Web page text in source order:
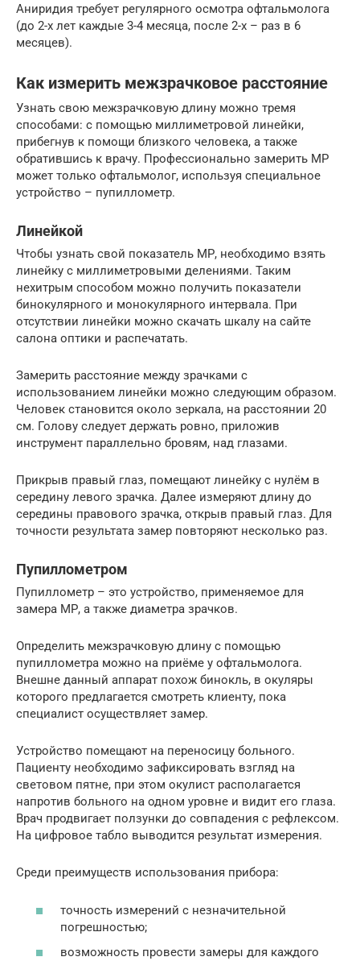
Аниридия требует регулярного осмотра офтальмолога
(до 2-х лет каждые 3-4 месяца, после 2-х – раз в 6
месяцев).
Как измерить межзрачковое расстояние
Узнать свою межзрачковую длину можно тремя
способами: с помощью миллиметровой линейки,
прибегнув к помощи близкого человека, а также
обратившись к врачу. Профессионально замерить МР
может только офтальмолог, используя специальное
устройство – пупиллометр.
Линейкой
Чтобы узнать свой показатель МР, необходимо взять
линейку с миллиметровыми делениями. Таким
нехитрым способом можно получить показатели
бинокулярного и монокулярного интервала. При
отсутствии линейки можно скачать шкалу на сайте
салона оптики и распечатать.
Замерить расстояние между зрачками с
использованием линейки можно следующим образом.
Человек становится около зеркала, на расстоянии 20
см. Голову следует держать ровно, приложив
инструмент параллельно бровям, над глазами.
Прикрыв правый глаз, помещают линейку с нулём в
середину левого зрачка. Далее измеряют длину до
середины правового зрачка, открыв правый глаз. Для
точности результата замер повторяют несколько раз.
Пупиллометром
Пупиллометр – это устройство, применяемое для
замера МР, а также диаметра зрачков.
Определить межзрачковую длину с помощью
пупиллометра можно на приёме у офтальмолога.
Внешне данный аппарат похож бинокль, в окуляры
которого предлагается смотреть клиенту, пока
специалист осуществляет замер.
Устройство помещают на переносицу больного.
Пациенту необходимо зафиксировать взгляд на
световом пятне, при этом окулист располагается
напротив больного на одном уровне и видит его глаза.
Врач продвигает ползунки до совпадения с рефлексом.
На цифровое табло выводится результат измерения.
Среди преимуществ использования прибора:
точность измерений с незначительной
погрешностью;
возможность провести замеры для каждого